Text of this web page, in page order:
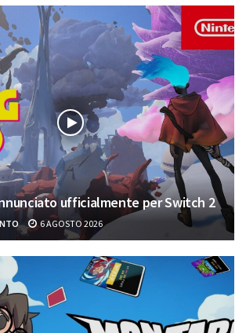
ufficialmente per Switch 2
6 AGOSTO 2026